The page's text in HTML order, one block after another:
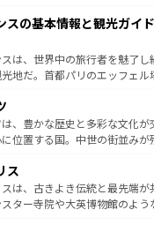
れるイタリアで、忘れられな
着のイタリア情報は
付くこの国では、情熱的なフ
、そして美味しいタパスが生
マドリードの洗練された雰囲
溢れた街角から、地方では古
地方によって風土や気候が異な
性で訪れる人を魅了
一覧を参照してほしい。
スの基本情報と観光ガイ
は、世界中の旅行者を魅了
地だ。首都パリのエッフェル
広い魅力が詰まっている。華麗
美しいビーチ、そして豊かな
する。また、フランスは美食
ャンパンの発祥地であるラン
ラベンダー畑など、多彩な楽
パリ以外の地域にも魅力が溢れ
は、豊かな歴史と多彩な文化
位置する国。中世の街並みが
この国は、どこを歩いても飽
文化的活気、バイエルン州の
イン川沿いのワイン畑といった
ス
は、古きよき伝統と最先端が
スター寺院や大英博物館のよう